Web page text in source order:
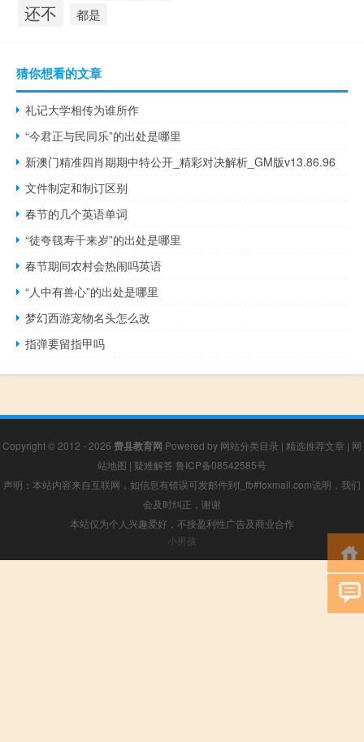
还不 都是
猜你想看的文章
礼记大学相传为谁所作
“今君正与民同乐”的出处是哪里
新澳门精准四肖期期中特公开_精彩对决解析_GM版v13.86.96
文件制定和制订区别
春节的几个英语单词
“徒夸篯寿千来岁”的出处是哪里
春节期间农村会热闹吗英语
“人中有兽心”的出处是哪里
梦幻西游宠物名头怎么改
指弹要留指甲吗
Copyright © 2012 - 2026 费县教育网 Powered by 网站分类目录 | 精选推荐文章 | 网
站地图 | 疑难解答 鲁ICP备08542585号
声明：本站内容来自互联网，如信息有错误可发邮件到f_fb#foxmail.com说明，我们
会及时纠正，谢谢
本站仅为个人兴趣爱好，不接盈利性广告及商业合作
小男孩